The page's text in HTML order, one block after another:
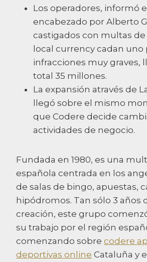
Los operadores, informó
encabezado por Alberto
castigados con multas
local currency cadan uno
infracciones muy graves,
total 35 millones.
La expansión através de
llegó sobre el mismo
que Codere decide
actividades de negocio.
Fundada en 1980, es una
española centrada en los
de salas de bingo, apuestas,
hipódromos. Tan sólo 3 años
creación, este grupo
su trabajo por el región
comenzando sobre codere
deportivas online Cataluña y